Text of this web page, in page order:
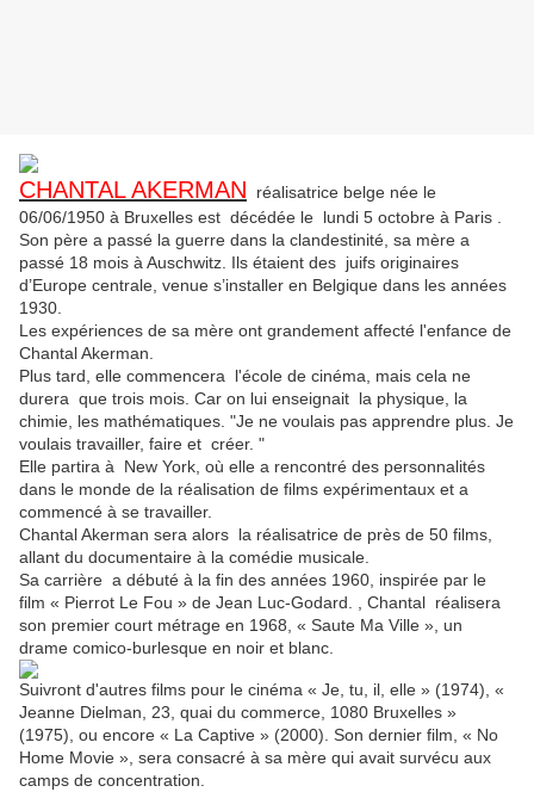
CHANTAL AKERMAN réalisatrice belge née le
06/06/1950 à Bruxelles est décédée le lundi 5 octobre à Paris .
Son père a passé la guerre dans la clandestinité, sa mère a
passé 18 mois à Auschwitz. Ils étaient des juifs originaires
d’Europe centrale, venue s’installer en Belgique dans les années
1930.
Les expériences de sa mère ont grandement affecté l'enfance de
Chantal Akerman.
Plus tard, elle commencera l'école de cinéma, mais cela ne
durera que trois mois. Car on lui enseignait la physique, la
chimie, les mathématiques. "Je ne voulais pas apprendre plus. Je
voulais travailler, faire et créer. "
Elle partira à
New York, où elle a rencontré des personnalités
dans le monde de la réalisation de films expérimentaux et a
commencé à se travailler.
Chantal Akerman sera alors la réalisatrice de près de 50 films,
allant du documentaire à la comédie musicale.
Sa carrière a débuté à la fin des années 1960, inspirée par le
film « Pierrot Le Fou » de Jean Luc-Godard. , Chantal réalisera
son premier court métrage en 1968, « Saute Ma Ville », un
drame comico-burlesque en noir et blanc.
Suivront d'autres films pour le cinéma « Je, tu, il, elle » (1974), «
Jeanne Dielman, 23, quai du commerce, 1080 Bruxelles »
(1975), ou encore « La Captive » (2000). Son dernier film, « No
Home Movie », sera consacré à sa mère qui avait survécu aux
camps de concentration.